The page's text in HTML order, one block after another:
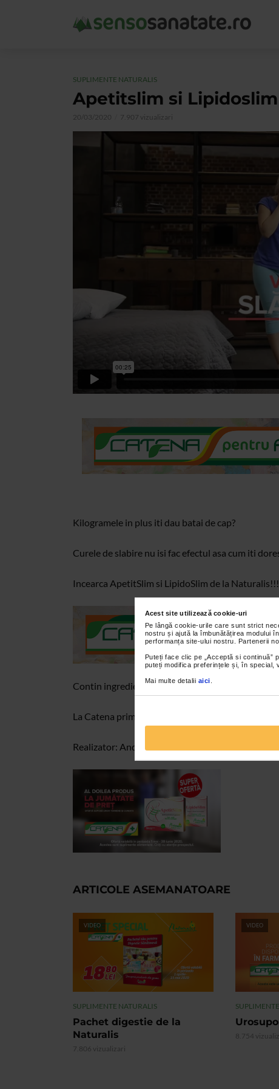
Acest site utilizează cookie-uri
Pe lângă cookie-urile care sunt strict
nostru și ajută la îmbunătățirea modului
performanța site-ului nostru. Partenerii
Puteți face clic pe „Acceptă si
puteți modifica preferințele și, în special,
Mai multe detalii aici
SUPLIMENTE NATURALIS
Apetitslim si
20/03/2020 7.907 vizualizari
Kilogramele in plus iti dau batai de cap?
Curele de slabire nu isi fac efectul asa cum iti
Incearca ApetitSlim si LipidoSlim de la Naturalis!!!
Contin ingrediente active naturale si asigura
La Catena primesti al doilea produs la jumatate de
Realizator: Andrei Garici
ARTICOLE ASEMANATOARE
VIDEO
SUPLIMENTE NATURALIS
Pachet digestie de la
Naturalis
7.806 vizualizari
VIDEO
8.754